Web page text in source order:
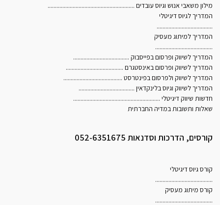
מילון משאבי אנוש וגיוס עובדים ...........................................................
המדריך לגיוס דיגיטלי
......................................
המדריך למיתוג מעסיק
.......................................
המדריך לשיווק ופרסום בפייסבוק ......................................
המדריך לשיווק ופרסום באינסטגרם .......................................
המדריך לשיווק ולפרסום בפינטרסט ........................................
המדריך לשיווק וגיוס בלינקדאין ......................................
חדשות שיווק דיגיטלי ...........................................................
שאלות ותשובות במדיה החברתית
קורסים, הדרכות וסדנאות 052-6351675
קורס גיוס דיגיטלי
.......................................
קורס מיתוג מעסיק
.......................................